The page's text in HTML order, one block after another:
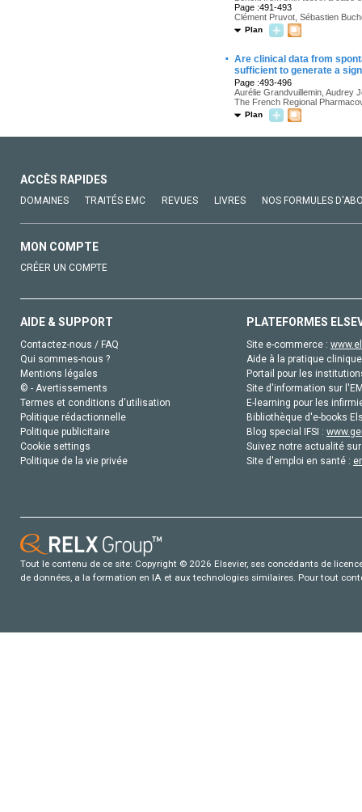
Page :491-493
Clément Pruvot, Sébastien
Plan
· Are clinical data from
sufficient to generate a
Page :493-496
Aurélie Grandvuillemin, Audrey
The French Regional
Plan
ACCÈS RAPIDES
DOMAINES TRAITÉS EMC REVUES LIVRES NOS FORMULES
MON COMPTE
CRÉER UN COMPTE
AIDE & SUPPORT
Contactez-nous / FAQ
Qui sommes-nous ?
Mentions légales
© - Avertissements
Termes et conditions d'utilisation
Politique rédactionnelle
Politique publicitaire
Cookie settings
Politique de la vie privée
PLATEFORMES
Site e-commerce :
Aide à la pratique
Portail pour les
Site d'information sur
E-learning pour les
Bibliothèque d'e-books
Blog special IFSI :
Suivez notre actualité
Site d'emploi en santé :
Tout le contenu de ce site: Copyright © 2026 Elsevier, ses concédants de
de données, a la formation en IA et aux technologies similaires. Pour tout